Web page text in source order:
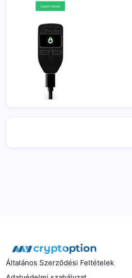
Általános Szerződési Feltételek